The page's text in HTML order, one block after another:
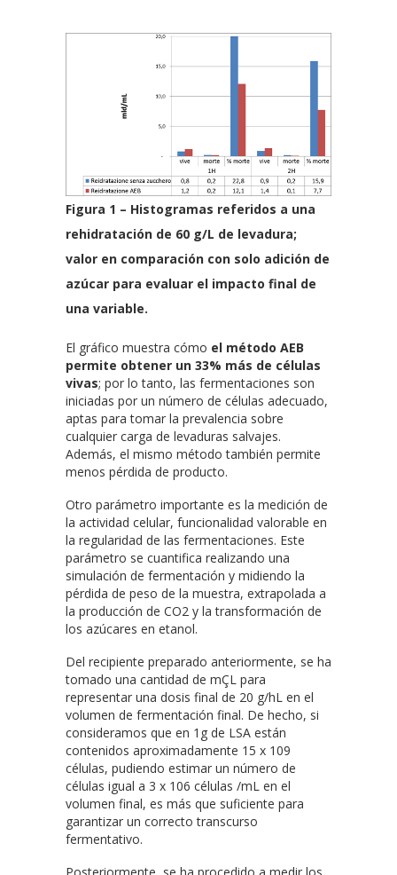
Figura 1 – Histogramas referidos a una
rehidratación de 60 g/L de levadura;
valor en comparación con solo adición de
azúcar para evaluar el impacto final de
una variable.
El gráfico muestra cómo el método AEB
permite obtener un 33% más de células
vivas; por lo tanto, las fermentaciones son
iniciadas por un número de células adecuado,
aptas para tomar la prevalencia sobre
cualquier carga de levaduras salvajes.
Además, el mismo método también permite
menos pérdida de producto.
Otro parámetro importante es la medición de
la actividad celular, funcionalidad valorable en
la regularidad de las fermentaciones. Este
parámetro se cuantifica realizando una
simulación de fermentación y midiendo la
pérdida de peso de la muestra, extrapolada a
la producción de CO2 y la transformación de
los azúcares en etanol.
Del recipiente preparado anteriormente, se ha
tomado una cantidad de mÇL para
representar una dosis final de 20 g/hL en el
volumen de fermentación final. De hecho, si
consideramos que en 1g de LSA están
contenidos aproximadamente 15 x 109
células, pudiendo estimar un número de
células igual a 3 x 106 células /mL en el
volumen final, es más que suficiente para
garantizar un correcto transcurso
fermentativo.